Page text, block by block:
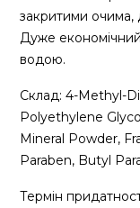
закритими очима,
Дуже
водою.
Склад: 4-Methyl-
Polyethylene
Mineral Powder,
Paraben, Butyl
Термін